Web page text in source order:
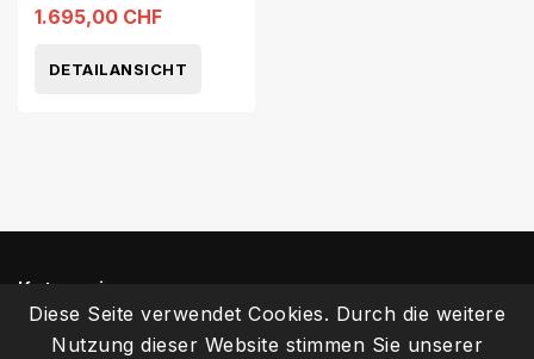
1.695,00 CHF
DETAILANSICHT
Kategorien
Informationen
Diese Seite verwendet Cookies. Durch die weitere
Nutzung dieser Website stimmen Sie unserer